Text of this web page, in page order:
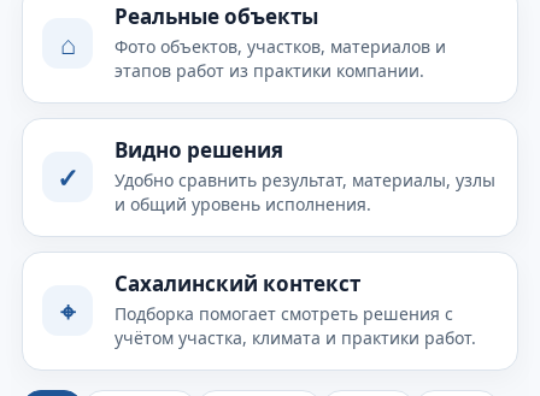
⌂
Реальные объекты
Фото объектов, участков, материалов и
этапов работ из практики компании.
✓
Видно решения
Удобно сравнить результат, материалы, узлы
и общий уровень исполнения.
⌖
Сахалинский контекст
Подборка помогает смотреть решения с
учётом участка, климата и практики работ.